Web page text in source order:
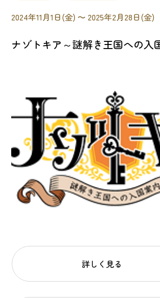
2024年11月1日(金) 〜 2025年2月28日(金)
ナゾトキア～謎解き王国への入
詳しく見る